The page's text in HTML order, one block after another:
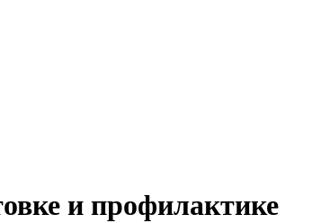
и профилактике